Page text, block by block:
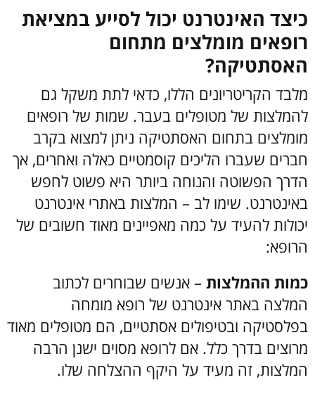
כיצד האינטרנט יכול לסייע במציאת
רופאים מומלצים מתחום
האסתטיקה?
מלבד הקריטריונים הללו, כדאי לתת משקל גם
להמלצות של מטופלים בעבר. שמות של רופאים
מומלצים בתחום האסתטיקה ניתן למצוא בקרב
חברים שעברו הליכים קוסמטיים כאלה ואחרים, אך
הדרך הפשוטה והנוחה ביותר היא פשוט לחפש
באינטרנט. שימו לב – המלצות באתרי אינטרנט
יכולות להעיד על כמה מאפיינים מאוד חשובים של
הרופא:
כמות ההמלצות– אנשים שבוחרים לכתוב
המלצה באתר אינטרנט של רופא מומחה
בפלסטיקה ובטיפולים אסתטיים, הם מטופלים מאוד
מרוצים בדרך כלל. אם לרופא מסוים ישנן הרבה
המלצות, זה מעיד על היקף ההצלחה שלו.